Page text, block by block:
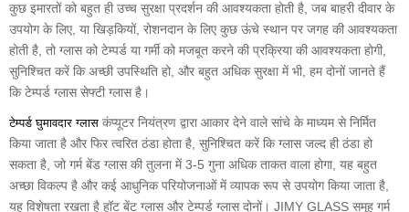
कुछ इमारतों को बहुत ही उच्च सुरक्षा प्रदर्शन की आवश्यकता होती है, जब बाहरी दीवार के
उपयोग के लिए, या खिड़कियों, रोशनदान के लिए कुछ ऊंचे स्थान पर जगह की आवश्यकता
होती है, तो ग्लास को टेम्पर्ड या गर्मी को मजबूत करने की प्रक्रिया की आवश्यकता होगी,
सुनिश्चित करें कि अच्छी उपस्थिति हो, और बहुत अधिक सुरक्षा में भी, हम दोनों जानते हैं
कि टेम्पर्ड ग्लास सेफ्टी ग्लास है।
टेम्पर्ड घुमावदार ग्लास कंप्यूटर नियंत्रण द्वारा आकार देने वाले सांचे के माध्यम से निर्मित
किया जाता है और फिर त्वरित ठंडा होता है, सुनिश्चित करें कि ग्लास जल्द ही ठंडा हो
सकता है, जो गर्म बेंड ग्लास की तुलना में 3-5 गुना अधिक ताकत वाला होगा, यह बहुत
अच्छा विकल्प है और कई आधुनिक परियोजनाओं में व्यापक रूप से उपयोग किया जाता है,
यह विशेषता रखता है हॉट बेंट ग्लास और टेम्पर्ड ग्लास दोनों। JIMY GLASS समूह गर्म